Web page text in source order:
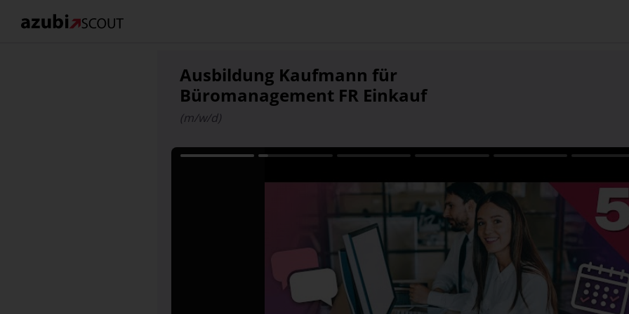
Ausbildung Kaufmann für
Büromanagement FR Einkauf
(m/w/d)